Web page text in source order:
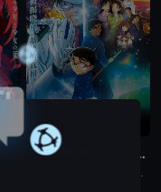
怎么都找不到其它河童。
名侦探柯南：百万美元的五棱星
怪盗基德的预告信出现在了北海道函馆，斧江财阀的收藏库中。这次基德将要盗走的是，江戸幕府时期新选组副长土方岁三的日本刀。向来追逐奢华宝石的怪盗基德，居然会看上刀？ &nbsp; &nbsp; &nb